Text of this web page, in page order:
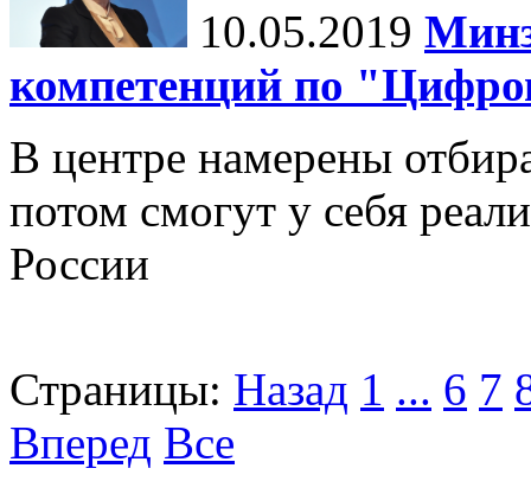
10.05.2019
компетенций по
В центре намерены
потом смогут у себя
России
Страницы: Назад 1 ... 6 7
Вперед Все